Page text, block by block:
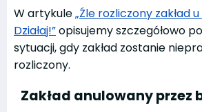
W artykule„Źle rozliczony zakład
Działaj!”opisujemy szczegółowo
sytuacji, gdy zakład zostanie
rozliczony.
Zakład anulowany przez